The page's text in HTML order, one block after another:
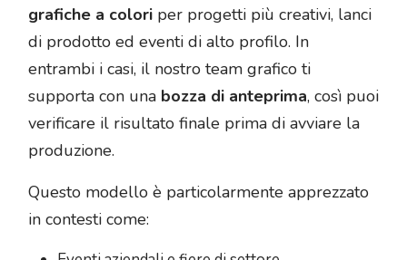
grafiche a colori per progetti più creativi, lanci
di prodotto ed eventi di alto profilo. In
entrambi i casi, il nostro team grafico ti
supporta con una bozza di anteprima, così puoi
verificare il risultato finale prima di avviare la
produzione.
Questo modello è particolarmente apprezzato
in contesti come: